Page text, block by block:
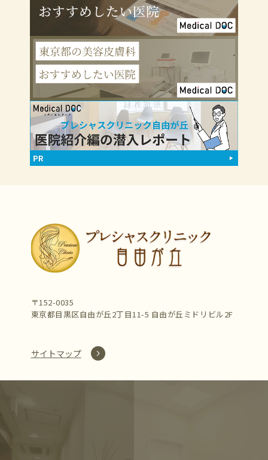
〒152-0035
東京都目黒区自由が丘2丁目11-5 自由が丘ミドリビル2F
サイトマップ